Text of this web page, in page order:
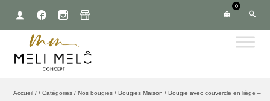
0
Accueil / / Catégories / Nos bougies / Bougies Maison / Bougie avec couvercle en liège –